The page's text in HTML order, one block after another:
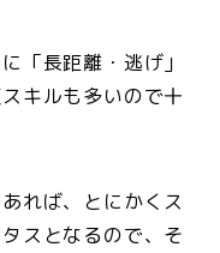
「長距離・逃げ」
キルも多いので十
れば、とにかくス
スとなるので、そ